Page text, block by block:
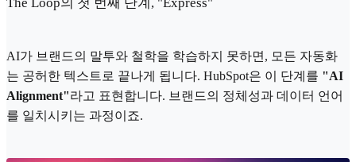
AI가 브랜드의 말투와 철학을 학습하지 못하면, 모든 자동화
는 공허한 텍스트로 끝나게 됩니다. HubSpot은 이 단계를 "AI
Alignment"라고 표현합니다. 브랜드의 정체성과 데이터 언어
를 일치시키는 과정이죠.